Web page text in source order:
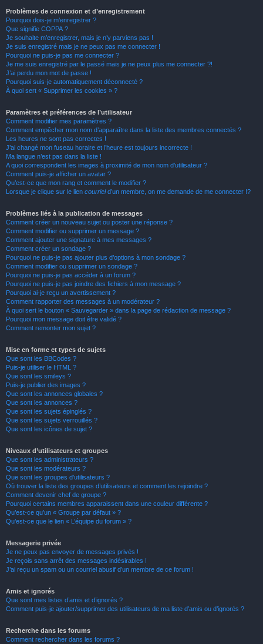
Problèmes de connexion et d’enregistrement
Pourquoi dois-je m’enregistrer ?
Que signifie COPPA ?
Je souhaite m’enregistrer, mais je n’y parviens pas !
Je suis enregistré mais je ne peux pas me connecter !
Pourquoi ne puis-je pas me connecter ?
Je me suis enregistré par le passé mais je ne peux plus me connecter ?!
J’ai perdu mon mot de passe !
Pourquoi suis-je automatiquement déconnecté ?
À quoi sert « Supprimer les cookies » ?
Paramètres et préférences de l’utilisateur
Comment modifier mes paramètres ?
Comment empêcher mon nom d’apparaître dans la liste des membres connectés ?
Les heures ne sont pas correctes !
J’ai changé mon fuseau horaire et l’heure est toujours incorrecte !
Ma langue n’est pas dans la liste !
A quoi correspondent les images à proximité de mon nom d’utilisateur ?
Comment puis-je afficher un avatar ?
Qu’est-ce que mon rang et comment le modifier ?
Lorsque je clique sur le lien courrield’un membre, on me demande de me connecter !?
Problèmes liés à la publication de messages
Comment créer un nouveau sujet ou poster une réponse ?
Comment modifier ou supprimer un message ?
Comment ajouter une signature à mes messages ?
Comment créer un sondage ?
Pourquoi ne puis-je pas ajouter plus d’options à mon sondage ?
Comment modifier ou supprimer un sondage ?
Pourquoi ne puis-je pas accéder à un forum ?
Pourquoi ne puis-je pas joindre des fichiers à mon message ?
Pourquoi ai-je reçu un avertissement ?
Comment rapporter des messages à un modérateur ?
À quoi sert le bouton « Sauvegarder » dans la page de rédaction de message ?
Pourquoi mon message doit être validé ?
Comment remonter mon sujet ?
Mise en forme et types de sujets
Que sont les BBCodes ?
Puis-je utiliser le HTML ?
Que sont les smileys ?
Puis-je publier des images ?
Que sont les annonces globales ?
Que sont les annonces ?
Que sont les sujets épinglés ?
Que sont les sujets verrouillés ?
Que sont les icônes de sujet ?
Niveaux d’utilisateurs et groupes
Que sont les administrateurs ?
Que sont les modérateurs ?
Que sont les groupes d’utilisateurs ?
Où trouver la liste des groupes d’utilisateurs et comment les rejoindre ?
Comment devenir chef de groupe ?
Pourquoi certains membres apparaissent dans une couleur différente ?
Qu’est-ce qu’un « Groupe par défaut » ?
Qu’est-ce que le lien « L’équipe du forum » ?
Messagerie privée
Je ne peux pas envoyer de messages privés !
Je reçois sans arrêt des messages indésirables !
J’ai reçu un spam ou un courriel abusif d’un membre de ce forum !
Amis et ignorés
Que sont mes listes d’amis et d’ignorés ?
Comment puis-je ajouter/supprimer des utilisateurs de ma liste d’amis ou d’ignorés ?
Recherche dans les forums
Comment rechercher dans les forums ?